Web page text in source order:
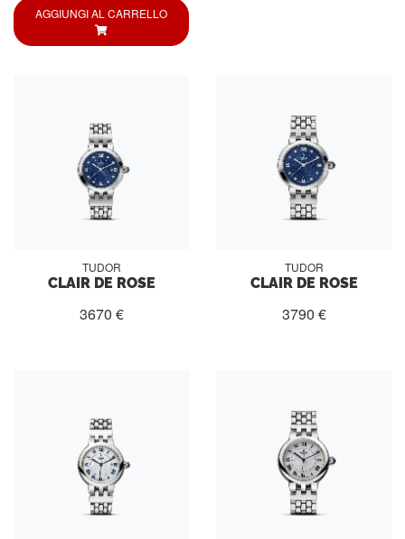
AGGIUNGI AL CARRELLO
TUDOR
CLAIR DE ROSE
3670 €
TUDOR
CLAIR DE ROSE
3790 €